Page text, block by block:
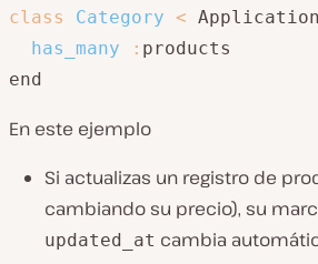
class
Category <
has_many
: products
end
En este ejemplo
Si actualizas un registro de
cambiando su precio), su
updated_at cambia